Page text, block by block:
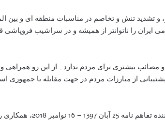
و تشديد تنش و تخاصم در مناسبات منطقه اى و بين
را ناتوانتر از ھميشه و در سراشيب فروپاشى
مصائب بيشترى برای مردم ندارد۔ از اين رو همراهی
از مبارزات مردم در جھت مقابله با جمھورى
با درک اين واقعيت، ما احزاب و سازمانهای امضا